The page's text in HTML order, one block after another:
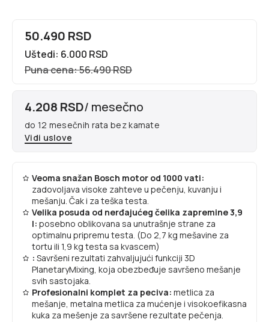
50.490 RSD
Uštedi: 6.000 RSD
Puna cena: 56.490 RSD
4.208 RSD/ mesečno
do 12 mesečnih rata bez kamate
Vidi uslove
Veoma snažan Bosch motor od 1000 vati:
zadovoljava visoke zahteve u pečenju, kuvanju i
mešanju. Čak i za teška testa.
Velika posuda od nerđajućeg čelika zapremine 3,9
l: posebno oblikovana sa unutrašnje strane za
optimalnu pripremu testa. (Do 2,7 kg mešavine za
tortu ili 1,9 kg testa sa kvascem)
: Savršeni rezultati zahvaljujući funkciji 3D
PlanetaryMixing, koja obezbeđuje savršeno mešanje
svih sastojaka.
Profesionalni komplet za peciva: metlica za
mešanje, metalna metlica za mućenje i visokoefikasna
kuka za mešenje za savršene rezultate pečenja.